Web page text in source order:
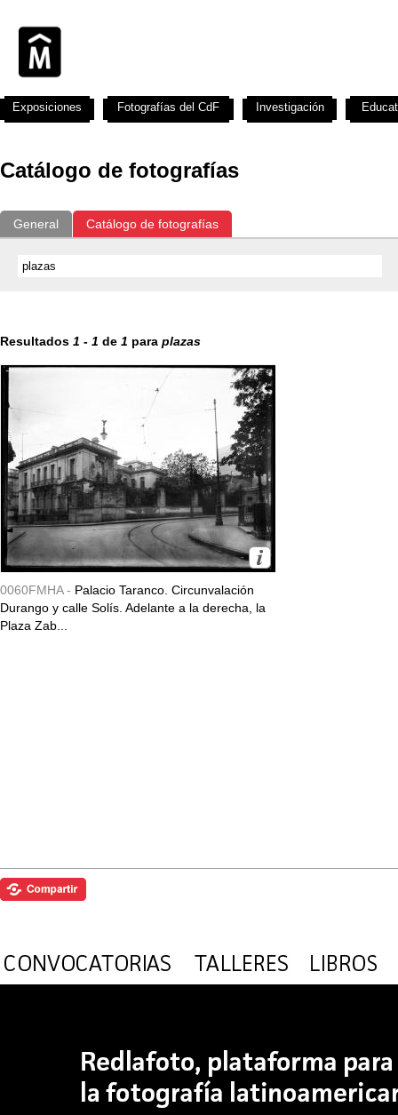
Catálogo de fotografías
General Catálogo de fotografías
Resultados 1 - 1 de 1 para plazas
0060FMHA - Palacio Taranco. Circunvalación
Durango y calle Solís. Adelante a la derecha, la
Plaza Zab...
Exposiciones Fotografías del CdF Investigación